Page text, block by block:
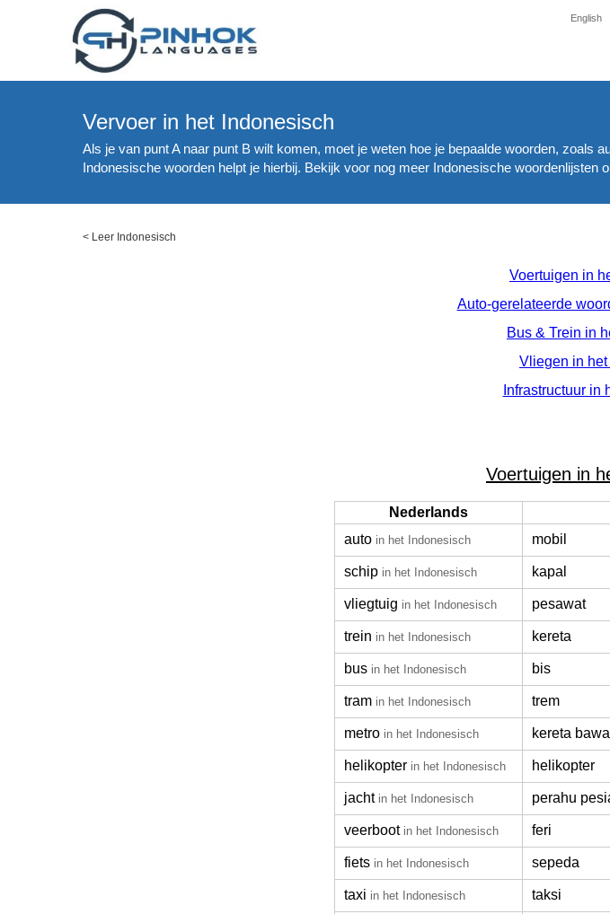
English
Vervoer in het Indonesisch
Als je van punt A naar punt B wilt komen, moet je weten hoe je bepaalde woorden, zoals
Indonesische woorden helpt je hierbij. Bekijk voor nog meer Indonesische woordenlijsten
< Leer Indonesisch
Voertuigen in
Auto-gerelateerde
Bus & Trein in
Vliegen in
Infrastructuur in
Voertuigen in
Nederlands
auto in het Indonesisch mobil
schip in het Indonesisch kapal
vliegtuig in het Indonesisch pesawat
trein in het Indonesisch kereta
bus in het Indonesisch bis
tram in het Indonesisch trem
metro in het Indonesisch kereta
helikopter in het Indonesisch helikopter
jacht in het Indonesisch perahu
veerboot in het Indonesisch feri
fiets in het Indonesisch sepeda
taxi in het Indonesisch
taksi